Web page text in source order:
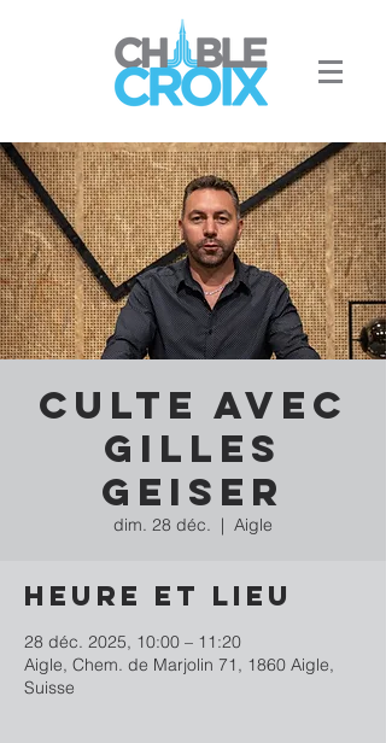
Culte avec
Gilles
Geiser
dim. 28 déc.
  |
Aigle
Heure et lieu
28 déc. 2025, 10:00 – 11:20
Aigle, Chem. de Marjolin 71, 1860 Aigle,
Suisse